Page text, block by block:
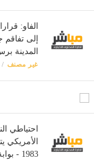
الفاو:
إلى تفاقم
المدينة
غير مصنف
احتياطي
الأمريكي
1983 - بوابة المدينة برس